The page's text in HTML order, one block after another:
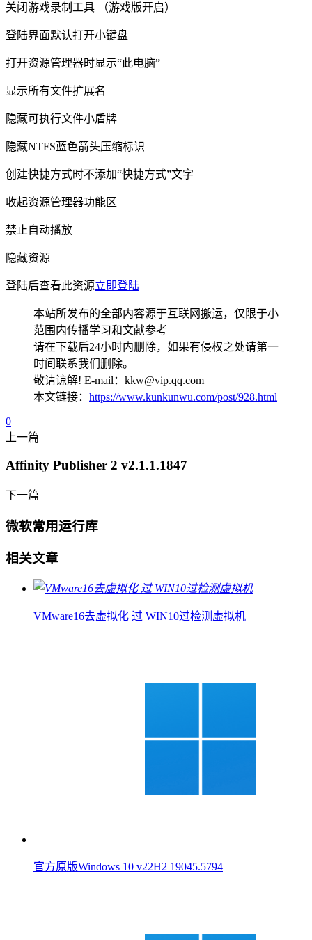
关闭游戏录制工具 （游戏版开启）
登陆界面默认打开小键盘
打开资源管理器时显示“此电脑”
显示所有文件扩展名
隐藏可执行文件小盾牌
隐藏NTFS蓝色箭头压缩标识
创建快捷方式时不添加“快捷方式”文字
收起资源管理器功能区
禁止自动播放
隐藏资源
登陆后查看此资源立即登陆
本站所发布的全部内容源于互联网搬运，仅限于小
范围内传播学习和文献参考
请在下载后24小时内删除，如果有侵权之处请第一
时间联系我们删除。
敬请谅解! E-mail：kkw@vip.qq.com
本文链接： https://www.kunkunwu.com/post/928.html
0
上一篇
Affinity Publisher 2 v2.1.1.1847
下一篇
微软常用运行库
相关文章
VMware16去虚拟化 过 WIN10过检测虚拟机
官方原版Windows 10 v22H2 19045.5794